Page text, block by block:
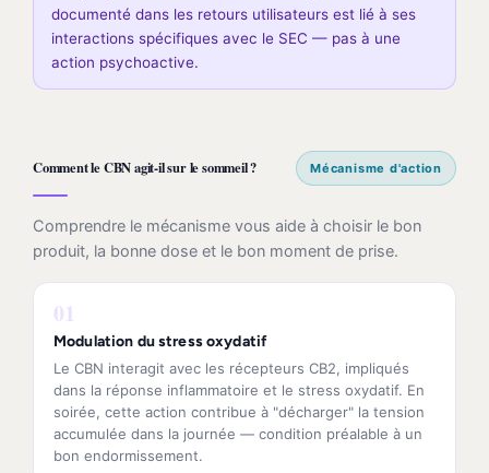
documenté dans les retours utilisateurs est lié à ses
interactions spécifiques avec le SEC — pas à une
action psychoactive.
Comment le CBN agit-il sur le sommeil ? Mécanisme d'action
Comprendre le mécanisme vous aide à choisir le bon
produit, la bonne dose et le bon moment de prise.
01
Modulation du stress oxydatif
Le CBN interagit avec les récepteurs CB2, impliqués
dans la réponse inflammatoire et le stress oxydatif. En
soirée, cette action contribue à "décharger" la tension
accumulée dans la journée — condition préalable à un
bon endormissement.